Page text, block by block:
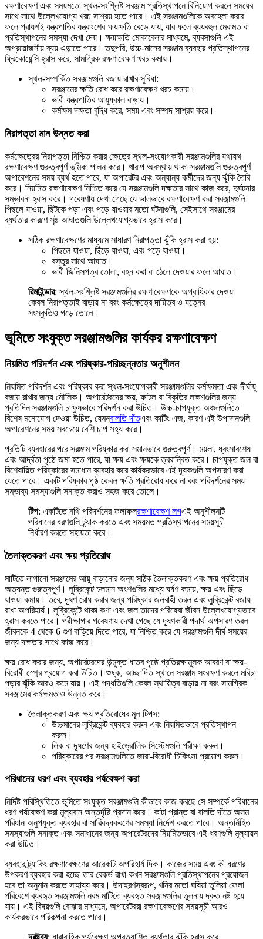
রক্ষণাবেক্ষণ এবং সময়মতো স্থল-সংশ্লিষ্ট সরঞ্জাম প্রতিস্থাপনে বিনিয়োগ করলে সময়ের
সাথে সাথে উল্লেখযোগ্য খরচ সাশ্রয় হতে পারে। এই সরঞ্জামগুলিকে অবহেলা করার
ফলে প্রায়শই যন্ত্রপাতির যন্ত্রাংশের ক্ষয়ক্ষতি বেড়ে যায়, যার ফলে ব্যয়বহুল মেরামত বা
প্রতিস্থাপনের সমস্যা দেখা দেয়। ক্ষয়ক্ষতি মোকাবেলার মাধ্যমে, ব্যবসাগুলি এই
অপ্রয়োজনীয় ব্যয় এড়াতে পারে। তদুপরি, উচ্চ-মানের সরঞ্জাম ব্যবহার প্রতিস্থাপনের
ফ্রিকোয়েন্সি হ্রাস করে, সামগ্রিক রক্ষণাবেক্ষণ খরচ কমায়।
স্থল-সম্পর্কিত সরঞ্জামগুলি বজায় রাখার সুবিধা:
সরঞ্জামের ক্ষতি রোধ করে রক্ষণাবেক্ষণ খরচ কমায়।
ভারী যন্ত্রপাতির আয়ুষ্কাল বাড়ায়।
কর্মক্ষম দক্ষতা বৃদ্ধি করে, সময় এবং সম্পদ সাশ্রয় করে।
নিরাপত্তা মান উন্নত করা
কর্মক্ষেত্রের নিরাপত্তা নিশ্চিত করার ক্ষেত্রে স্থল-সংযোগকারী সরঞ্জামগুলির যথাযথ
রক্ষণাবেক্ষণ গুরুত্বপূর্ণ ভূমিকা পালন করে। খারাপ অবস্থায় থাকা সরঞ্জামগুলি গুরুত্বপূর্ণ
অপারেশনের সময় ব্যর্থ হতে পারে, যা অপারেটর এবং অন্যান্য কর্মীদের জন্য ঝুঁকি তৈরি
করে। নিয়মিত রক্ষণাবেক্ষণ নিশ্চিত করে যে সরঞ্জামগুলি দক্ষতার সাথে কাজ করে, দুর্ঘটনার
সম্ভাবনা হ্রাস করে। গবেষণায় দেখা গেছে যে ভালভাবে রক্ষণাবেক্ষণ করা সরঞ্জামগুলি
পিছলে যাওয়া, ছিটকে পড়া এবং পড়ে যাওয়ার মতো ঘটনাগুলি, সেইসাথে সরঞ্জামের
ব্যর্থতার কারণে সৃষ্ট আঘাতগুলি উল্লেখযোগ্যভাবে হ্রাস করে।
সঠিক রক্ষণাবেক্ষণের মাধ্যমে সাধারণ নিরাপত্তা ঝুঁকি হ্রাস করা হয়:
পিছলে যাওয়া, ছিঁড়ে যাওয়া, এবং পড়ে যাওয়া।
বস্তুর সাথে আঘাত।
ভারী জিনিসপত্র তোলা, বহন করা বা ঠেলে দেওয়ার ফলে আঘাত।
রিমাইন্ডার: স্থল-সংশ্লিষ্ট সরঞ্জামগুলির রক্ষণাবেক্ষণকে অগ্রাধিকার দেওয়া
কেবল নিরাপত্তাই বাড়ায় না বরং কর্মক্ষেত্রে দায়িত্ব ও যত্নের
সংস্কৃতিও গড়ে তোলে।
ভূমিতে সংযুক্ত সরঞ্জামগুলির কার্যকর রক্ষণাবেক্ষণ
নিয়মিত পরিদর্শন এবং পরিষ্কার-পরিচ্ছন্নতার অনুশীলন
নিয়মিত পরিদর্শন এবং পরিষ্কার করা স্থল-সংযোগকারী সরঞ্জামগুলির কর্মক্ষমতা এবং দীর্ঘায়ু
বজায় রাখার জন্য মৌলিক। অপারেটরদের ক্ষয়, ফাটল বা বিকৃতির লক্ষণগুলির জন্য
প্রতিদিন সরঞ্জামগুলি চাক্ষুষভাবে পরিদর্শন করা উচিত। উচ্চ-চাপযুক্ত অঞ্চলগুলিতে
বিশেষ মনোযোগ দেওয়া উচিত, যেমনবালতি দাঁতএবং কাটিং এজ, কারণ এই উপাদানগুলি
অপারেশনের সময় সবচেয়ে বেশি চাপ সহ্য করে।
প্রতিটি ব্যবহারের পরে সরঞ্জাম পরিষ্কার করা সমানভাবে গুরুত্বপূর্ণ। ময়লা, ধ্বংসাবশেষ
এবং আর্দ্রতা পৃষ্ঠে জমা হতে পারে, যা ক্ষয় এবং ক্ষয়কে ত্বরান্বিত করে। চাপযুক্ত জল বা
বিশেষায়িত পরিষ্কারের সমাধান ব্যবহার করে কার্যকরভাবে এই দূষকগুলি অপসারণ করা
যেতে পারে। একটি পরিষ্কার পৃষ্ঠ কেবল ক্ষতি প্রতিরোধ করে না বরং পরিদর্শনের সময়
সম্ভাব্য সমস্যাগুলি সনাক্ত করাও সহজ করে তোলে।
টিপ: একটিতে নথি পরিদর্শনের ফলাফলরক্ষণাবেক্ষণ লগএই অনুশীলনটি
পরিধানের ধরণগুলি ট্র্যাক করতে এবং সময়মত প্রতিস্থাপনের সময়সূচী
নির্ধারণ করতে সহায়তা করে।
তৈলাক্তকরণ এবং ক্ষয় প্রতিরোধ
মাটিতে লাগানো সরঞ্জামের আয়ু বাড়ানোর জন্য সঠিক তৈলাক্তকরণ এবং ক্ষয় প্রতিরোধ
অত্যন্ত গুরুত্বপূর্ণ। লুব্রিকেন্ট চলমান অংশগুলির মধ্যে ঘর্ষণ কমায়, ক্ষয় এবং ছিঁড়ে
যাওয়া কমায়। তবে, দূষণ রোধ করার জন্য পরিষ্কার জলবাহী তরল এবং লুব্রিকেন্ট বজায়
রাখা অপরিহার্য। লুব্রিকেন্টে থাকা কণা এবং জল তাদের পরিষেবা জীবন উল্লেখযোগ্যভাবে
হ্রাস করতে পারে। পরীক্ষাগার গবেষণায় দেখা গেছে যে দূষণকারী পদার্থ অপসারণ তরল
জীবনকে 4 থেকে 6 গুণ বাড়িয়ে দিতে পারে, যা নিশ্চিত করে যে সরঞ্জামগুলি দীর্ঘ সময়ের
জন্য দক্ষতার সাথে কাজ করে।
ক্ষয় রোধ করার জন্য, অপারেটরদের উন্মুক্ত ধাতব পৃষ্ঠে প্রতিরক্ষামূলক আবরণ বা ক্ষয়-
বিরোধী স্প্রে প্রয়োগ করা উচিত। শুষ্ক, আচ্ছাদিত স্থানে সরঞ্জাম সংরক্ষণ করলে মরিচা
পড়ার ঝুঁকি আরও কমে যায়। এই পদ্ধতিগুলি কেবল স্থায়িত্ব বাড়ায় না বরং সামগ্রিক
সরঞ্জামের কর্মক্ষমতাও উন্নত করে।
তৈলাক্তকরণ এবং ক্ষয় প্রতিরোধের মূল টিপস:
উচ্চমানের লুব্রিকেন্ট ব্যবহার করুন এবং নিয়মিতভাবে প্রতিস্থাপন
করুন।
লিক বা দূষণের জন্য হাইড্রোলিক সিস্টেমগুলি পরীক্ষা করুন।
পরিষ্কারের পর সরঞ্জামগুলিতে জারা-বিরোধী চিকিৎসা প্রয়োগ করুন।
পরিধানের ধরণ এবং ব্যবহার পর্যবেক্ষণ করা
নির্দিষ্ট পরিস্থিতিতে ভূমিতে সংযুক্ত সরঞ্জামগুলি কীভাবে কাজ করছে সে সম্পর্কে পরিধানের
ধরণ পর্যবেক্ষণ করা মূল্যবান অন্তর্দৃষ্টি প্রদান করে। কাটা প্রান্ত বা বালতি দাঁতে অসম
পরিধান অনুপযুক্ত ব্যবহার বা সারিবদ্ধকরণের সমস্যা নির্দেশ করতে পারে। অন্তর্নিহিত
সমস্যাগুলি সনাক্ত এবং সমাধানের জন্য অপারেটরদের নিয়মিতভাবে এই ধরণগুলি মূল্যায়ন
করা উচিত।
ব্যবহার ট্র্যাকিং রক্ষণাবেক্ষণের আরেকটি অপরিহার্য দিক। কাজের সময় এবং কী ধরণের
উপকরণ ব্যবহার করা হচ্ছে তার রেকর্ড রাখা কখন সরঞ্জামগুলি প্রতিস্থাপনের প্রয়োজন
হবে তা অনুমান করতে সাহায্য করে। উদাহরণস্বরূপ, খনির মতো ঘষিয়া তুলিয়া ফেলা
পরিবেশে ব্যবহৃত সরঞ্জামগুলি নরম মাটিতে ব্যবহৃত সরঞ্জামগুলির তুলনায় দ্রুত নষ্ট হয়ে
যায়। এই বিষয়গুলি বোঝার মাধ্যমে, অপারেটররা রক্ষণাবেক্ষণের সময়সূচী আরও
কার্যকরভাবে পরিকল্পনা করতে পারে।
দ্রষ্টব্য: ধারাবাহিক পর্যবেক্ষণ অপ্রত্যাশিত ব্যর্থতার ঝুঁকি হ্রাস করে,